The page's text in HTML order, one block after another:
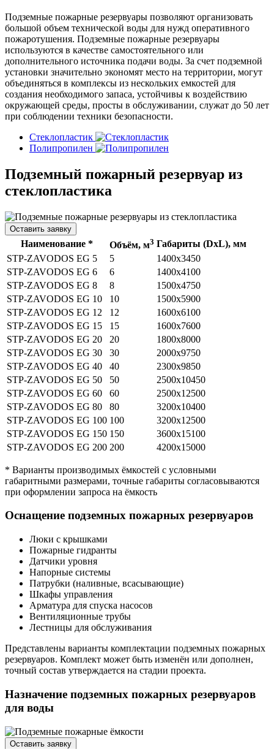
Подземные пожарные резервуары позволяют организовать
большой объем технической воды для нужд оперативного
пожаротушения. Подземные пожарные резервуары
используются в качестве самостоятельного или
дополнительного источника подачи воды. За счет подземной
установки значительно экономят место на территории, могут
объединяться в комплексы из нескольких емкостей для
создания необходимого запаса, устойчивы к воздействию
окружающей среды, просты в обслуживании, служат до 50 лет
при соблюдении техники безопасности.
Стеклопластик
Полипропилен
Подземный пожарный резервуар из
стеклопластика
Оставить заявку
Наименование * Объём, м3 Габариты (DхL), мм
STP-ZAVODOS EG 5
5
1400х3450
STP-ZAVODOS EG 6
6
1400x4100
STP-ZAVODOS EG 8
8
1500x4750
STP-ZAVODOS EG 10
10
1500х5900
STP-ZAVODOS EG 12
12
1600х6100
STP-ZAVODOS EG 15
15
1600х7600
STP-ZAVODOS EG 20
20
1800х8000
STP-ZAVODOS EG 30
30
2000х9750
STP-ZAVODOS EG 40
40
2300х9850
STP-ZAVODOS EG 50
50
2500х10450
STP-ZAVODOS EG 60
60
2500х12500
STP-ZAVODOS EG 80
80
3200х10400
STP-ZAVODOS EG 100 100
3200х12500
STP-ZAVODOS EG 150 150
3600х15100
STP-ZAVODOS EG 200 200 4200х15000
* Варианты производимых ёмкостей с условными
габаритными размерами, точные габариты согласовываются
при оформлении запроса на ёмкость
Оснащение подземных пожарных резервуаров
Люки с крышками
Пожарные гидранты
Датчики уровня
Напорные системы
Патрубки (наливные, всасывающие)
Шкафы управления
Арматура для спуска насосов
Вентиляционные трубы
Лестницы для обслуживания
Представлены варианты комплектации подземных пожарных
резервуаров. Комплект может быть изменён или дополнен,
точный состав утверждается на стадии проекта.
Назначение подземных пожарных резервуаров
для воды
Оставить заявку